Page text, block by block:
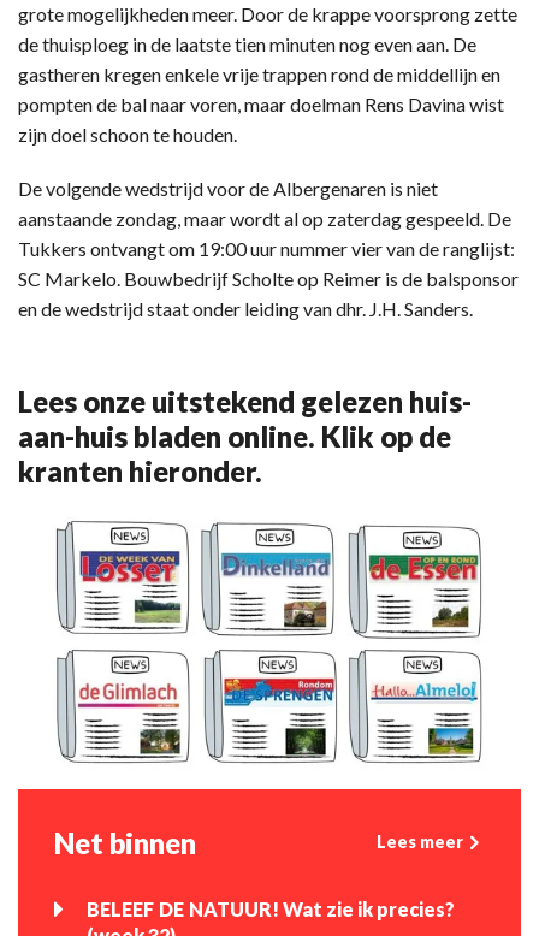
grote mogelijkheden meer. Door de krappe voorsprong zette
de thuisploeg in de laatste tien minuten nog even aan. De
gastheren kregen enkele vrije trappen rond de middellijn en
pompten de bal naar voren, maar doelman Rens Davina wist
zijn doel schoon te houden.
De volgende wedstrijd voor de Albergenaren is niet
aanstaande zondag, maar wordt al op zaterdag gespeeld. De
Tukkers ontvangt om 19:00 uur nummer vier van de ranglijst:
SC Markelo. Bouwbedrijf Scholte op Reimer is de balsponsor
en de wedstrijd staat onder leiding van dhr. J.H. Sanders.
Lees onze uitstekend gelezen huis-
aan-huis bladen online. Klik op de
kranten hieronder.
Net binnen Lees meer
BELEEF DE NATUUR! Wat zie ik precies?